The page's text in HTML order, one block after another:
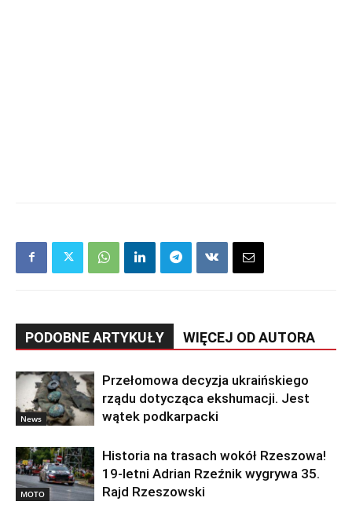
PODOBNE ARTYKUŁY WIĘCEJ OD AUTORA
News
Przełomowa decyzja ukraińskiego
rządu dotycząca ekshumacji. Jest
wątek podkarpacki
MOTO
Historia na trasach wokół Rzeszowa!
19-letni Adrian Rzeźnik wygrywa 35.
Rajd Rzeszowski